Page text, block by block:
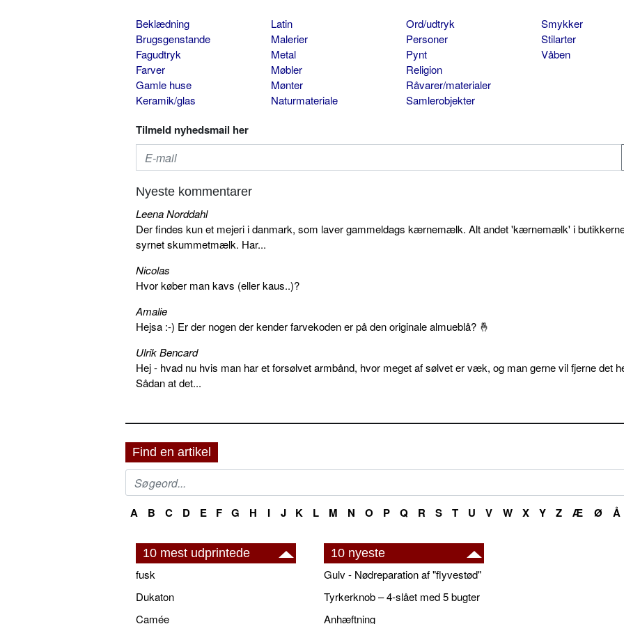
Beklædning
Brugsgenstande
Fagudtryk
Farver
Gamle huse
Keramik/glas
Latin
Malerier
Metal
Møbler
Mønter
Naturmateriale
Ord/udtryk
Personer
Pynt
Religion
Råvarer/materialer
Samlerobjekter
Smykker
Stilarter
Våben
Tilmeld nyhedsmail her
Nyeste kommentarer
Leena Norddahl
Der findes kun et mejeri i danmark, som laver gammeldags kærnemælk. Alt andet 'kærnemælk' i
syrnet skummetmælk. Har...
Nicolas
Hvor køber man kavs (eller kaus..)?
Amalie
Hejsa :-) Er der nogen der kender farvekoden er på den originale almueblå? 🤞
Ulrik Bencard
Hej - hvad nu hvis man har et forsølvet armbånd, hvor meget af sølvet er væk, og man gerne vil fjerne det
Sådan at det...
Find en artikel
A B C D E F G H I J K L M N O P Q R S T U V W X Y Z Æ Ø Å
10 mest udprintede
fusk
Dukaton
Camée
10 nyeste
Gulv - Nødreparation af "flyvestød"
Tyrkerknob – 4-slået med 5 bugter
Anhæftning